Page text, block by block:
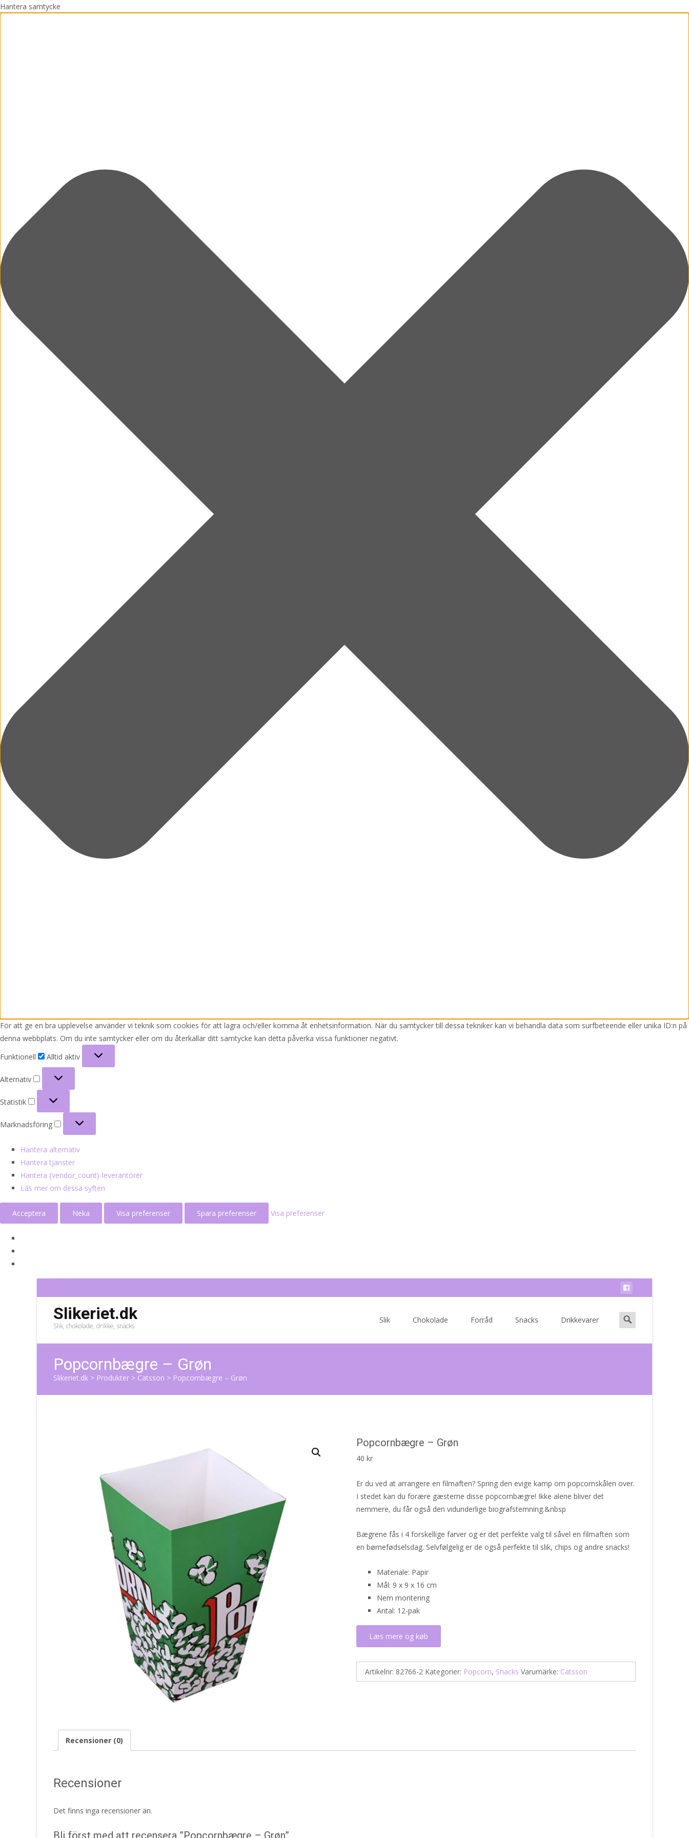
Hantera samtycke
För att ge en bra upplevelse använder vi teknik som cookies för att lagra och/eller komma åt enhetsinformation. När du samtycker till dessa tekniker kan vi behandla data som surfbeteende eller unika ID:n på
denna webbplats. Om du inte samtycker eller om du återkallar ditt samtycke kan detta påverka vissa funktioner negativt.
Funktionell
Alltid aktiv
Alternativ
Alternativ
Statistik
Statistik
Marknadsföring
Marknadsföring
Hantera alternativ
Hantera tjänster
Hantera {vendor_count}-leverantörer
Läs mer om dessa syften
Acceptera Neka Visa preferenser Spara preferenser Visa preferenser
Slikeriet.dk
Slik, chokolade, drikke, snacks
Slik Chokolade Forråd Snacks Drikkevarer
Search
for:
Popcornbægre – Grøn
Slikeriet.dk > Produkter > Catsson > Popcornbægre – Grøn
Popcornbægre – Grøn
40 kr
Er du ved at arrangere en filmaften? Spring den evige kamp om popcornskålen over.
I stedet kan du forære gæsterne disse popcornbægre! Ikke alene bliver det
nemmere, du får også den vidunderlige biografstemning.&nbsp
Bægrene fås i 4 forskellige farver og er det perfekte valg til såvel en filmaften som
en børnefødselsdag. Selvfølgelig er de også perfekte til slik, chips og andre snacks!
Materiale: Papir
Mål: 9 x 9 x 16 cm
Nem montering
Antal: 12-pak
Læs mere og køb
Artikelnr: 82766-2 Kategorier: Popcorn, Snacks Varumärke: Catsson
Recensioner (0)
Recensioner
Det finns inga recensioner än.
Bli först med att recensera ”Popcornbægre – Grøn”